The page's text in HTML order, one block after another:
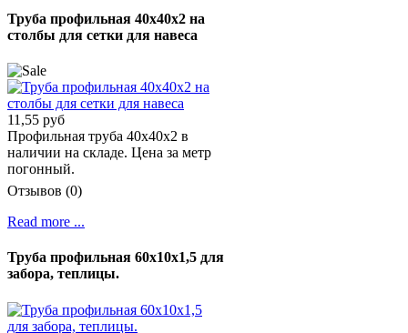
Труба профильная 40х40х2 на
столбы для сетки для навеса
11,55 руб
Профильная труба 40х40х2 в
наличии на складе. Цена за метр
погонный.
Отзывов (0)
Read more ...
Труба профильная 60х10х1,5 для
забора, теплицы.